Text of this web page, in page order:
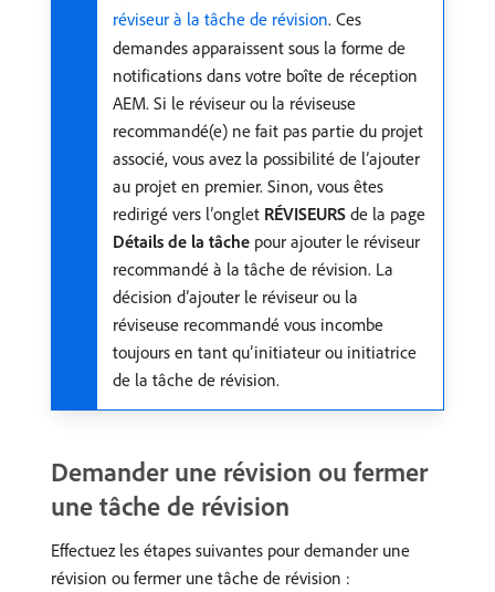
réviseur à la tâche de révision. Ces
demandes apparaissent sous la forme de
notifications dans votre boîte de réception
AEM. Si le réviseur ou la réviseuse
recommandé(e) ne fait pas partie du projet
associé, vous avez la possibilité de l’ajouter
au projet en premier. Sinon, vous êtes
redirigé vers l’onglet RÉVISEURS de la page
Détails de la tâche pour ajouter le réviseur
recommandé à la tâche de révision. La
décision d’ajouter le réviseur ou la
réviseuse recommandé vous incombe
toujours en tant qu’initiateur ou initiatrice
de la tâche de révision.
Demander une révision ou fermer
une tâche de révision
Effectuez les étapes suivantes pour demander une
révision ou fermer une tâche de révision :